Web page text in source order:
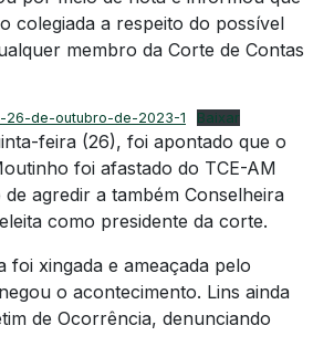
colegiada a respeito do possível
membro da Corte de Contas
26-de-outubro-de-2023-1 Baixar
feira (26), foi apontado que o
foi afastado do TCE-AM
agredir a também Conselheira
como presidente da corte.
foi xingada e ameaçada pelo
o acontecimento. Lins ainda
de Ocorrência, denunciando